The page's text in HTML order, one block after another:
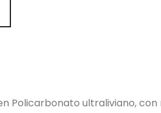
Policarbonato ultraliviano,